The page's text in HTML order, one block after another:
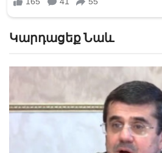
Կարդացեք Նաև